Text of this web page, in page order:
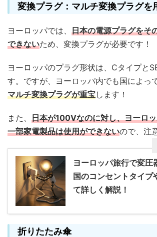
変換プラグ：マルチ変換プラグを
ヨーロッパでは、 日本の電源プラグをそ
できないため、変換プラグが必要です！
ヨーロッパのプラグ形状は、Cタイプと
す。ですが、ヨーロッパ内でも国によっ
マルチ変換プラグが重宝します！
また、 日本が100Vなのに対し、ヨーロ
一部家電製品は使用ができないので、注
ヨーロッパ旅行で変圧
国のコンセントタイプ
て詳しく解説！
折りたたみ傘